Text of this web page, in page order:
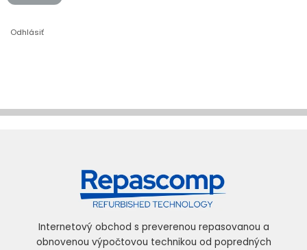
Odhlásiť
Internetový obchod s preverenou repasovanou a
obnovenou výpočtovou technikou od popredných